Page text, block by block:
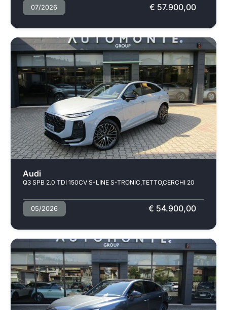
07/2026 € 57.900,00
Audi
Q3 SPB 2.0 TDI 150CV S-LINE S-TRONIC,TETTO,CERCHI 20
05/2026 € 54.900,00